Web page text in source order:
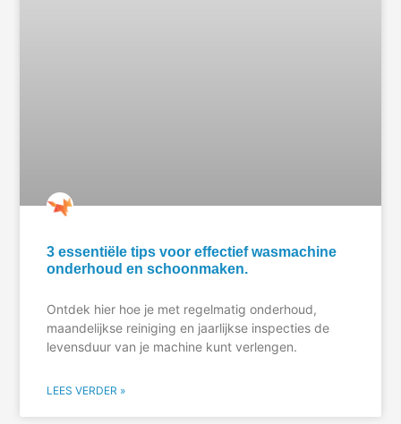
3 essentiële tips voor effectief wasmachine
onderhoud en schoonmaken.
Ontdek hier hoe je met regelmatig onderhoud,
maandelijkse reiniging en jaarlijkse inspecties de
levensduur van je machine kunt verlengen.
LEES VERDER »